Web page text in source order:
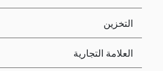
التخزين
العلامة التجارية